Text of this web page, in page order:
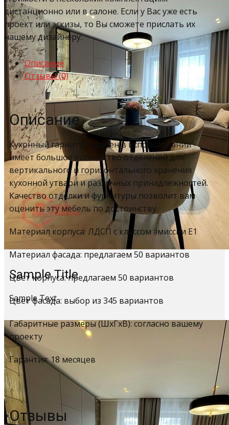
Sample Title
Sample Text
дистанционно или в салоне. Если у Вас уже есть
проект или эскизы, то Вы сможете прислать их
нашему дизайнеру.
Описание
Отзывы (0)
Описание
Кухонный гарнитур удобен в использовании –
имеет большое количество отделений для
вертикального и горизонтального хранения
кухонной утвари и различных принадлежностей.
Качество отделки и фурнитуры позволит вам
оценить эту мебель по достоинству.
Материал корпуса: ЛДСП с классом эмиссии Е1
Материал фасада: предлагаем 50 вариантов
Цвет корпуса: предлагаем 50 вариантов
Цвет фасада: выбор из 345 вариантов
Габаритные размеры (ШхГхВ): согласно вашему
проекту
Гарантия: 18 месяцев
Отзывы